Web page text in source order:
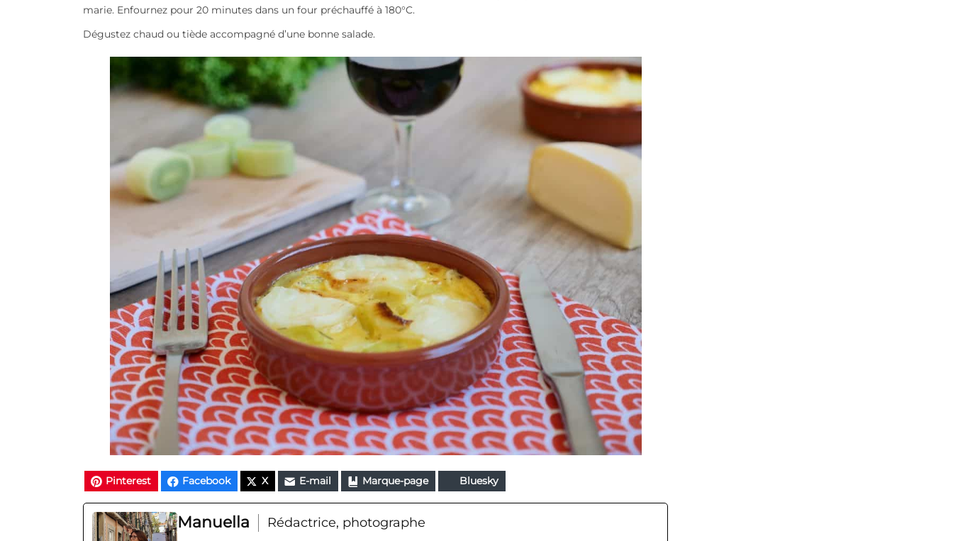
marie. Enfournez pour 20 minutes dans un four préchauffé à 180°C.
Dégustez chaud ou tiède accompagné d’une bonne salade.
Pinterest Facebook X E-mail Marque-page Bluesky
Manuella Rédactrice, photographe